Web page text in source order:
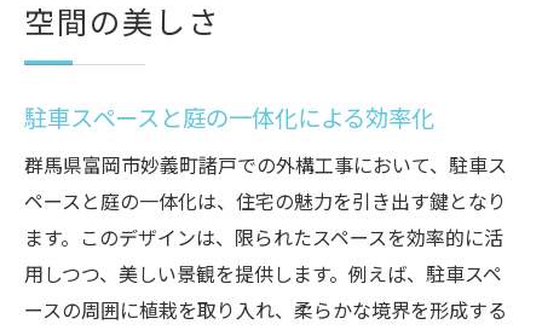
空間の美しさ
駐車スペースと庭の一体化による効率化
群馬県富岡市妙義町諸戸での外構工事において、駐車ス
ペースと庭の一体化は、住宅の魅力を引き出す鍵となり
ます。このデザインは、限られたスペースを効率的に活
用しつつ、美しい景観を提供します。例えば、駐車スペ
ースの周囲に植栽を取り入れ、柔らかな境界を形成する